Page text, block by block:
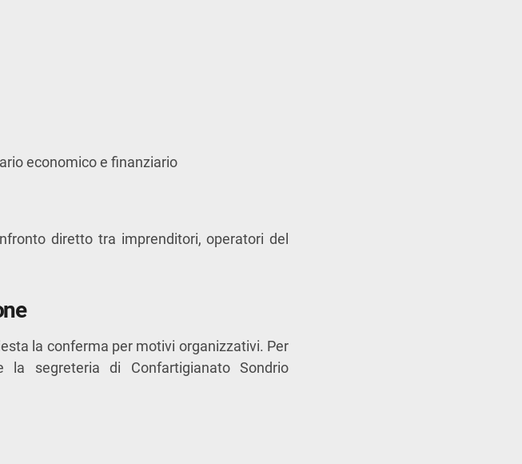
economico e finanziario
diretto tra imprenditori, operatori del
la conferma per motivi organizzativi. Per
segreteria di Confartigianato Sondrio